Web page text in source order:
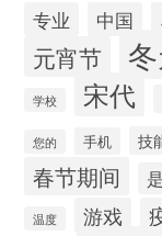
专业 中国
元宵节
学校 宋代
您的 手机 技
春节期间
温度 游戏